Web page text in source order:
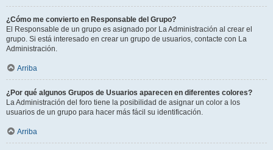
¿Cómo me convierto en Responsable del Grupo?
El Responsable de un grupo es asignado por La Administración al crear el
grupo. Si está interesado en crear un grupo de usuarios, contacte con La
Administración.
Arriba
¿Por qué algunos Grupos de Usuarios aparecen en diferentes colores?
La Administración del foro tiene la posibilidad de asignar un color a los
usuarios de un grupo para hacer más fácil su identificación.
Arriba